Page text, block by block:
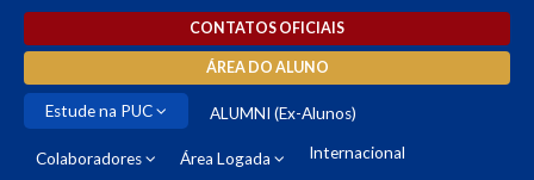
CONTATOS OFICIAIS
ÁREA DO ALUNO
Estude na PUC ALUMNI (Ex-Alunos)
Colaboradores Área Logada Internacional